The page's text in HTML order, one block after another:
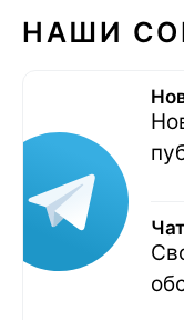
НАШИ